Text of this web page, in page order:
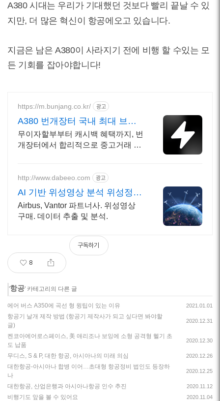
A380 시대는 우리가 기대했던 것보다 빨리 끝날 수 있
지만, 더 많은 혁신이 항공에오고 있습니다.
지금은 남은 A380이 사라지기 전에 비행 할 수있는 모
든 기회를 잡아야합니다!
https://m.bunjang.co.kr/ 광고
A380 번개장터 국내 최대 브랜
드 중고거래
무이자할부부터 캐시백 혜택까지, 번
개장터에서 합리적으로 중고거래 하
상품 업로드
http://www.dabeeo.com 광고
AI 기반 위성영상 분석 위성정보
활용서비스 제공
Airbus, Vantor 파트너사. 위성영상
구매. 데이터 추출 및 분석.
8
구독하기
'항공' 카테고리의 다른 글
에어 버스 A350에 곡선 형 윙팁이 있는 이유 2021.01.01
항공기 날개 제작 방법 (항공기 제작사가 되고 싶다면 봐야할
글)
2020.12.31
켄코아에어로스페이스, 美 애리조나 보잉에 소형 공격형 헬기 초
도 납품
2020.12.30
무디스, S & P, 대한 항공, 아시아나의 미래 의심 2020.12.26
대한항공-아시아나 합병 이어…초대형 항공정비 법인도 등장하
나
2020.12.25
대한항공, 산업은행과 아시아나항공 인수 추진 2020.11.12
비행기도 앞을 볼 수 있어요 2020.11.04